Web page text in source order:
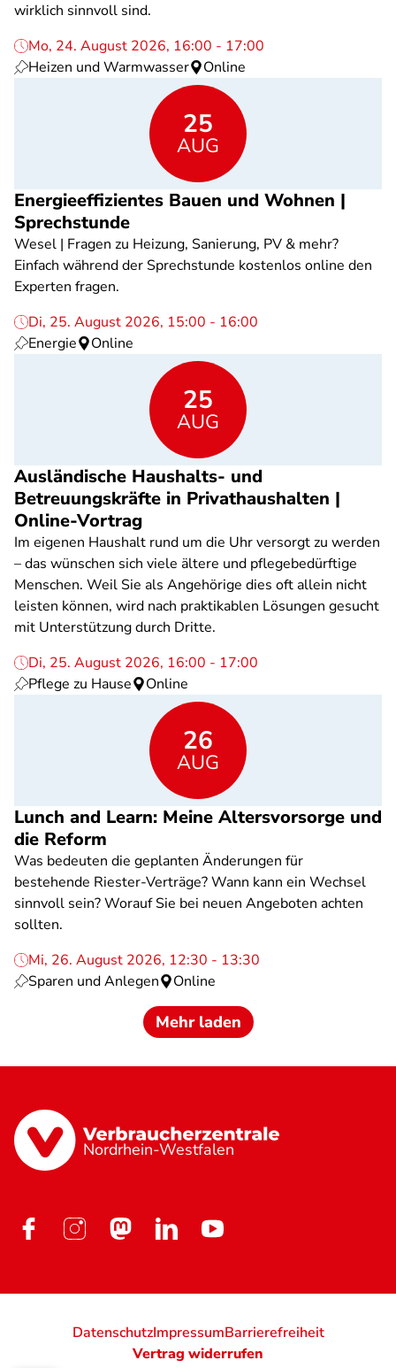
wirklich sinnvoll sind.
Mo, 24. August 2026, 16:00 - 17:00
Heizen und Warmwasser
Online
25
AUG
Energieeffizientes Bauen und Wohnen |
Sprechstunde
Wesel | Fragen zu Heizung, Sanierung, PV & mehr?
Einfach während der Sprechstunde kostenlos online den
Experten fragen.
Di, 25. August 2026, 15:00 - 16:00
Energie
Online
25
AUG
Ausländische Haushalts- und
Betreuungskräfte in Privathaushalten |
Online-Vortrag
Im eigenen Haushalt rund um die Uhr versorgt zu werden
– das wünschen sich viele ältere und pflegebedürftige
Menschen. Weil Sie als Angehörige dies oft allein nicht
leisten können, wird nach praktikablen Lösungen gesucht
mit Unterstützung durch Dritte.
Di, 25. August 2026, 16:00 - 17:00
Pflege zu Hause
Online
26
AUG
Lunch and Learn: Meine Altersvorsorge und
die Reform
Was bedeuten die geplanten Änderungen für
bestehende Riester-Verträge? Wann kann ein Wechsel
sinnvoll sein? Worauf Sie bei neuen Angeboten achten
sollten.
Mi, 26. August 2026, 12:30 - 13:30
Sparen und Anlegen
Online
Mehr laden
Nordrhein-Westfalen
DatenschutzImpressumBarrierefreiheit
Vertrag widerrufen